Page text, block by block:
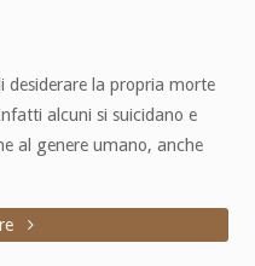
desiderare la propria morte
alcuni si suicidano e
al genere umano, anche